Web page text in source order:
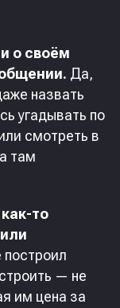
о своём
Да,
назвать
угадывать по
смотреть в
там
то
— не
им цена за